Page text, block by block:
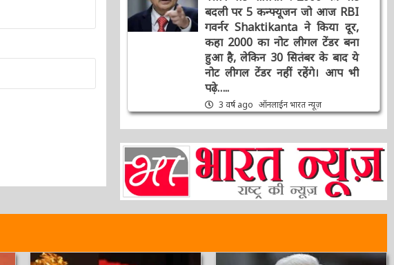
क्लीन नोट पॉलिसी’ : 2000 की नोट
बदली पर 5 कन्फ्यूजन जो आज RBI
गवर्नर Shaktikanta ने किया दूर,
कहा 2000 का नोट लीगल टेंडर बना
हुआ है, लेकिन 30 सितंबर के बाद ये
नोट लीगल टेंडर नहीं रहेंगे। आप भी
पढ़े…..
3 वर्ष ago ऑनलाईन भारत न्यूज़